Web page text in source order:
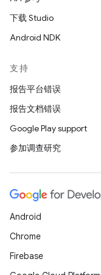
下载 Studio
Android NDK
支持
报告平台错误
报告文档错误
Google Play support
参加调查研究
Android
Chrome
Firebase